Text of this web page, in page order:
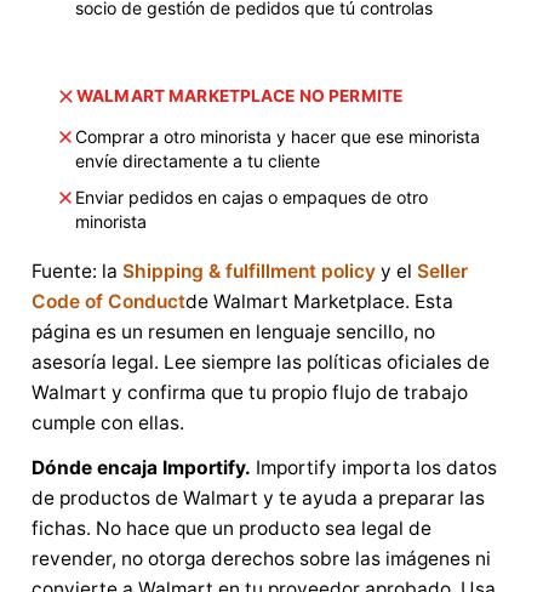
socio de gestión de pedidos que tú controlas
WALMART MARKETPLACE NO PERMITE
Comprar a otro minorista y hacer que ese minorista
envíe directamente a tu cliente
Enviar pedidos en cajas o empaques de otro
minorista
Fuente: la Shipping & fulfillment policy y el Seller
Code of Conductde Walmart Marketplace. Esta
página es un resumen en lenguaje sencillo, no
asesoría legal. Lee siempre las políticas oficiales de
Walmart y confirma que tu propio flujo de trabajo
cumple con ellas.
Dónde encaja Importify. Importify importa los datos
de productos de Walmart y te ayuda a preparar las
fichas. No hace que un producto sea legal de
revender, no otorga derechos sobre las imágenes ni